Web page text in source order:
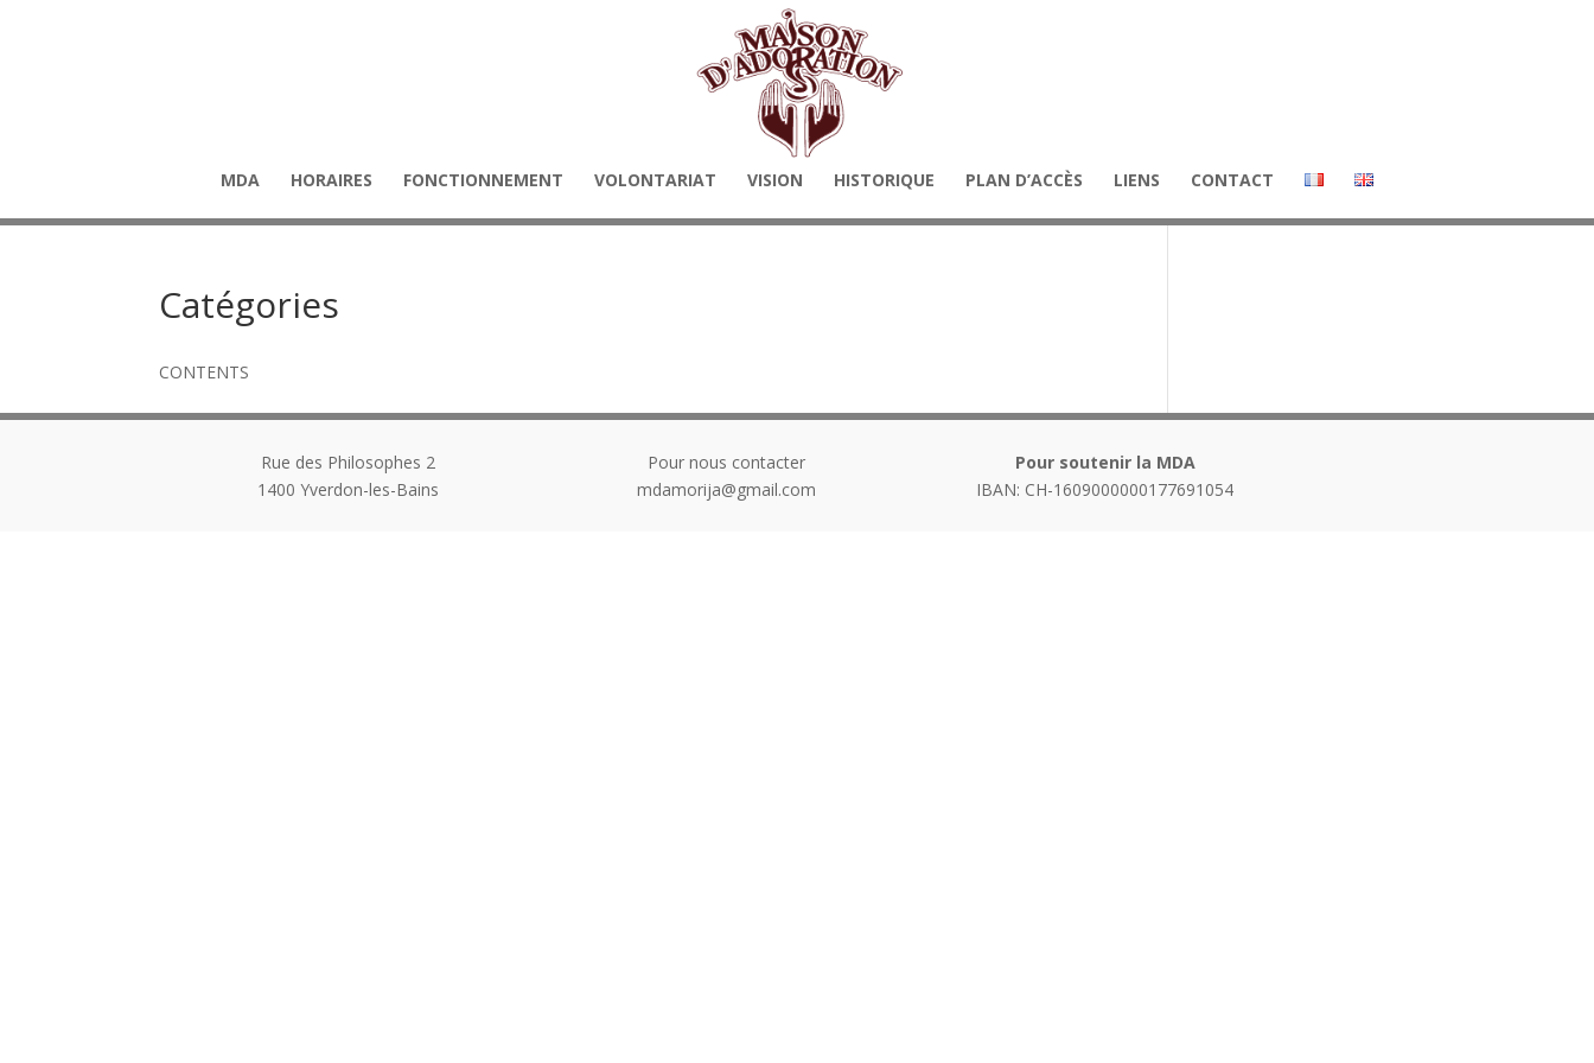
MDA HORAIRES FONCTIONNEMENT VOLONTARIAT VISION HISTORIQUE PLAN D’ACCÈS LIENS CONTACT
Catégories
CONTENTS
Rue des Philosophes 2
1400 Yverdon-les-Bains
Pour nous contacter
mdamorija@gmail.com
Pour soutenir la MDA
IBAN: CH-1609000000177691054